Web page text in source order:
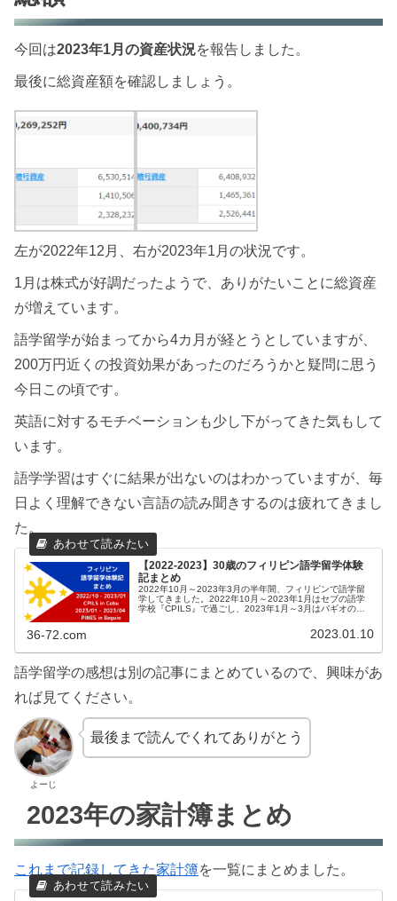
今回は2023年1月の資産状況を報告しました。
最後に総資産額を確認しましょう。
左が2022年12月、右が2023年1月の状況です。
1月は株式が好調だったようで、ありがたいことに総資産
が増えています。
語学留学が始まってから4カ月が経とうとしていますが、
200万円近くの投資効果があったのだろうかと疑問に思う
今日この頃です。
英語に対するモチベーションも少し下がってきた気もして
います。
語学学習はすぐに結果が出ないのはわかっていますが、毎
日よく理解できない言語の読み聞きするのは疲れてきまし
た。
【2022-2023】30歳のフィリピン語学留学体験
記まとめ
2022年10月～2023年3月の半年間、フィリピンで語学留
学してきました。2022年10月～2023年1月はセブの語学
学校『CPILS』で過ごし、2023年1月～3月はバギオの語
36-72.com 2023.01.10
語学留学の感想は別の記事にまとめているので、興味があ
れば見てください。
よーじ
最後まで読んでくれてありがとう
2023年の家計簿まとめ
これまで記録してきた家計簿を一覧にまとめました。